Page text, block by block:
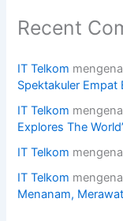
Recent
IT Telkom
Spektakuler Empat
IT Telkom
Explores The
IT Telkom
IT Telkom
Menanam,